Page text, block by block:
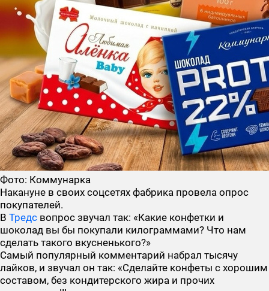
Фото: Коммунарка
Накануне в своих соцсетях фабрика провела опрос
покупателей.
В Тредс вопрос звучал так: «Какие конфетки и
шоколад вы бы покупали килограммами? Что нам
сделать такого вкусненького?»
Самый популярный комментарий набрал тысячу
лайков, и звучал он так: «Сделайте конфеты с хорошим
составом, без кондитерского жира и прочих